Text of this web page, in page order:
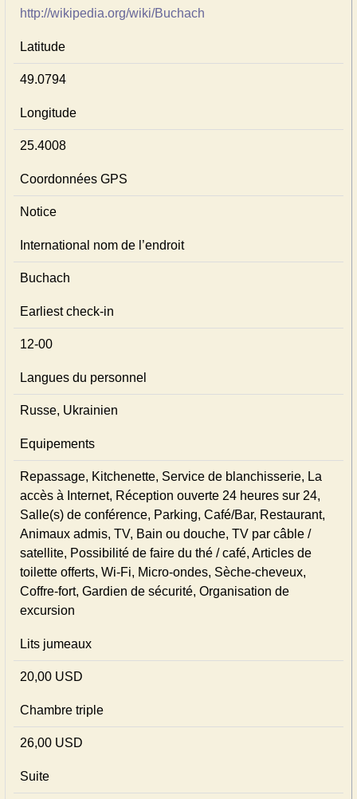
http://wikipedia.org/wiki/Buchach
Latitude
49.0794
Longitude
25.4008
Coordonnées GPS
Notice
International nom de l’endroit
Buchach
Earliest check-in
12-00
Langues du personnel
Russe, Ukrainien
Equipements
Repassage, Kitchenette, Service de blanchisserie, La
accès à Internet, Réception ouverte 24 heures sur 24,
Salle(s) de conférence, Parking, Café/Bar, Restaurant,
Animaux admis, TV, Bain ou douche, TV par câble /
satellite, Possibilité de faire du thé / café, Articles de
toilette offerts, Wi-Fi, Micro-ondes, Sèche-cheveux,
Coffre-fort, Gardien de sécurité, Organisation de
excursion
Lits jumeaux
20,00 USD
Chambre triple
26,00 USD
Suite